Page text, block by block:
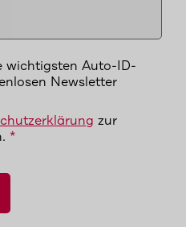
wichtigsten Auto-ID-
Newsletter
zur